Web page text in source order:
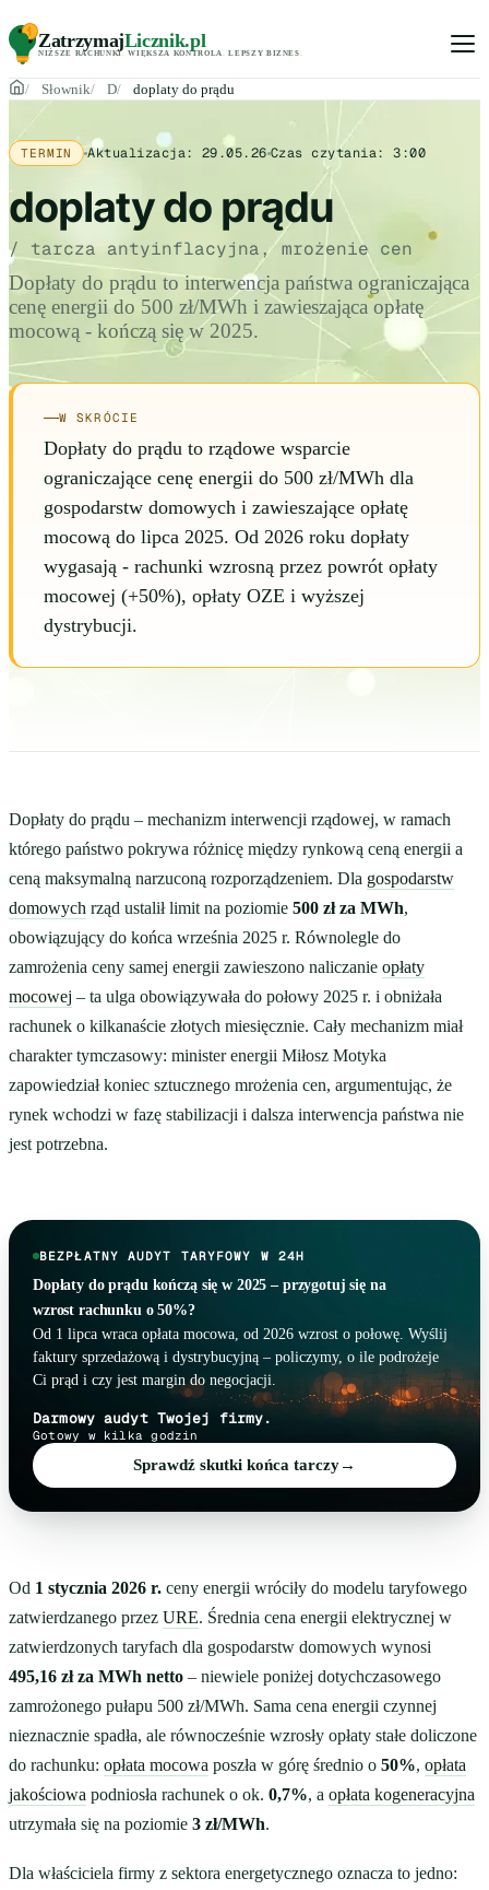
ZatrzymajLicznik.pl
NIŻSZE RACHUNKI. WIĘKSZA KONTROLA LEPSZY BIZNES
Słownik D doplaty do prądu
TERMIN Aktualizacja:29.05.26 Czas czytania:3:00
doplaty do prądu
/ tarcza antyinflacyjna, mrożenie cen
Dopłaty do prądu to interwencja państwa ograniczająca
cenę energii do 500 zł/MWh i zawieszająca opłatę
mocową - kończą się w 2025.
W SKRÓCIE
Dopłaty do prądu to rządowe wsparcie
ograniczające cenę energii do 500 zł/MWh dla
gospodarstw domowych i zawieszające opłatę
mocową do lipca 2025. Od 2026 roku dopłaty
wygasają - rachunki wzrosną przez powrót opłaty
mocowej (+50%), opłaty OZE i wyższej
dystrybucji.
Dopłaty do prądu – mechanizm interwencji rządowej, w ramach
którego państwo pokrywa różnicę między rynkową ceną energii a
ceną maksymalną narzuconą rozporządzeniem. Dla gospodarstw
domowych rząd ustalił limit na poziomie 500 zł za MWh,
obowiązujący do końca września 2025 r. Równolegle do
zamrożenia ceny samej energii zawieszono naliczanie opłaty
mocowej – ta ulga obowiązywała do połowy 2025 r. i obniżała
rachunek o kilkanaście złotych miesięcznie. Cały mechanizm miał
charakter tymczasowy: minister energii Miłosz Motyka
zapowiedział koniec sztucznego mrożenia cen, argumentując, że
rynek wchodzi w fazę stabilizacji i dalsza interwencja państwa nie
jest potrzebna.
BEZPŁATNY AUDYT TARYFOWY W 24H
Dopłaty do prądu kończą się w 2025 – przygotuj się na
wzrost rachunku o 50%?
Od 1 lipca wraca opłata mocowa, od 2026 wzrost o połowę. Wyślij
faktury sprzedażową i dystrybucyjną – policzymy, o ile podrożeje
Ci prąd i czy jest margin do negocjacji.
Sprawdź skutki końca tarczy→
Darmowy audyt Twojej firmy.
Gotowy w kilka godzin
Od 1 stycznia 2026 r. ceny energii wróciły do modelu taryfowego
zatwierdzanego przez URE. Średnia cena energii elektrycznej w
zatwierdzonych taryfach dla gospodarstw domowych wynosi
495,16 zł za MWh netto – niewiele poniżej dotychczasowego
zamrożonego pułapu 500 zł/MWh. Sama cena energii czynnej
nieznacznie spadła, ale równocześnie wzrosły opłaty stałe doliczone
do rachunku: opłata mocowa poszła w górę średnio o 50%, opłata
jakościowa podniosła rachunek o ok. 0,7%, a opłata kogeneracyjna
utrzymała się na poziomie 3 zł/MWh.
Dla właściciela firmy z sektora energetycznego oznacza to jedno: